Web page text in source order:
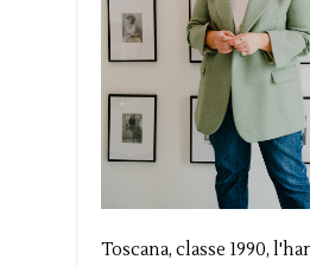
Toscana, classe 1990,